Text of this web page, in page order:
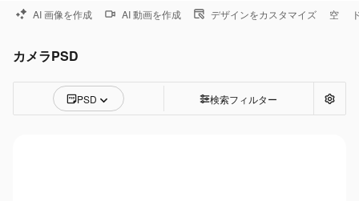
AI 画像を作成 AI 動画を作成 デザインをカスタマイズ 空
カメラPSD
PSD 検索フィルター